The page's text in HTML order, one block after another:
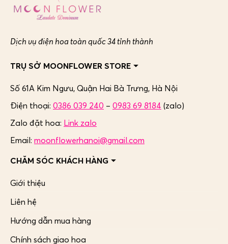
Dịch vụ điện hoa toàn quốc 34 tỉnh thành
TRỤ SỞ MOONFLOWER STORE
Số 61A Kim Ngưu, Quận Hai Bà Trưng, Hà Nội
Điện thoại: 0386 039 240 – 0983 69 8184 (zalo)
Zalo đặt hoa: Link zalo
Email: moonflowerhanoi@gmail.com
CHĂM SÓC KHÁCH HÀNG
Giới thiệu
Liên hệ
Hướng dẫn mua hàng
Chính sách giao hoa